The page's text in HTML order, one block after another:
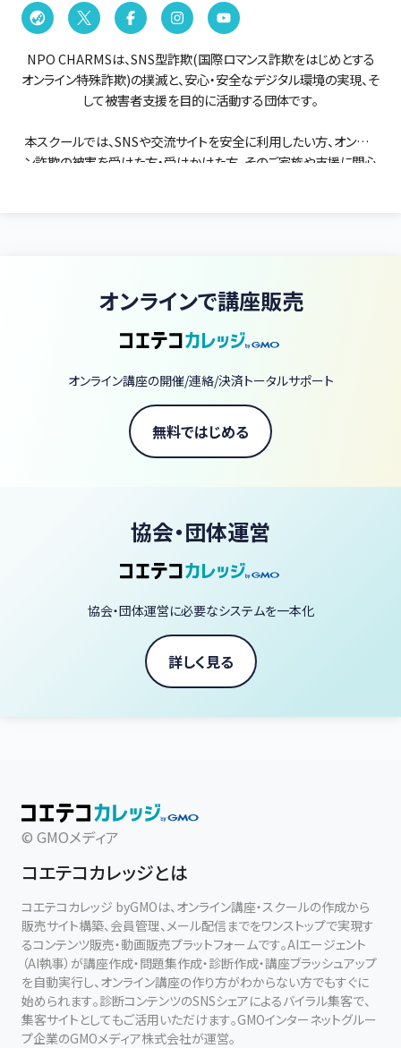
NPO CHARMSは、SNS型詐欺(国際ロマンス詐欺をはじめとする
オンライン特殊詐欺)の撲滅と、安心・安全なデジタル環境の実現、そ
して被害者支援を目的に活動する団体です。
本スクールでは、SNSや交流サイトを安全に利用したい方、オンライ
ン詐欺の被害を受けた方・受けかけた方、そのご家族や支援に関心
の回復プロセスまで体系的に学ぶことができます。
変化し続けるオンライン詐欺に対して、「知識」と「判断力」の両面か
オンラインで講座販売
オンライン講座の開催/連絡/決済トータルサポート
無料ではじめる
協会・団体運営
協会・団体運営に必要なシステムを一本化
詳しく見る
© GMOメディア
コエテコカレッジとは
コエテコカレッジ byGMOは、オンライン講座・スクールの作成から
販売サイト構築、会員管理、メール配信までをワンストップで実現す
るコンテンツ販売・動画販売プラットフォームです。AIエージェント
（AI執事）が講座作成・問題集作成・診断作成・講座ブラッシュアップ
を自動実行し、オンライン講座の作り方がわからない方でもすぐに
始められます。診断コンテンツのSNSシェアによるバイラル集客で、
集客サイトとしてもご活用いただけます。GMOインターネットグルー
プ企業のGMOメディア株式会社が運営。